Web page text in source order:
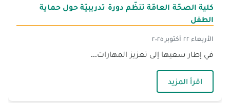
كلية الصحّة العامّة تنظّم دورة تدريبيّة حول حماية
الطفل
الأربعاء ٢٢ أكتوبر ٢٠٢٥
في إطار سعيها إلى تعزيز المهارات...
اقرأ المزيد— كلية الصحّة العامّة تنظّم دورة تدريبيّة حول